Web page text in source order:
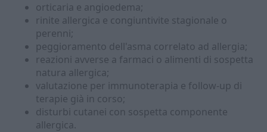
orticaria e angioedema;
rinite allergica e congiuntivite stagionale o
perenni;
peggioramento dell'asma correlato ad allergia;
reazioni avverse a farmaci o alimenti di sospetta
natura allergica;
valutazione per immunoterapia e follow-up di
terapie già in corso;
disturbi cutanei con sospetta componente
allergica.